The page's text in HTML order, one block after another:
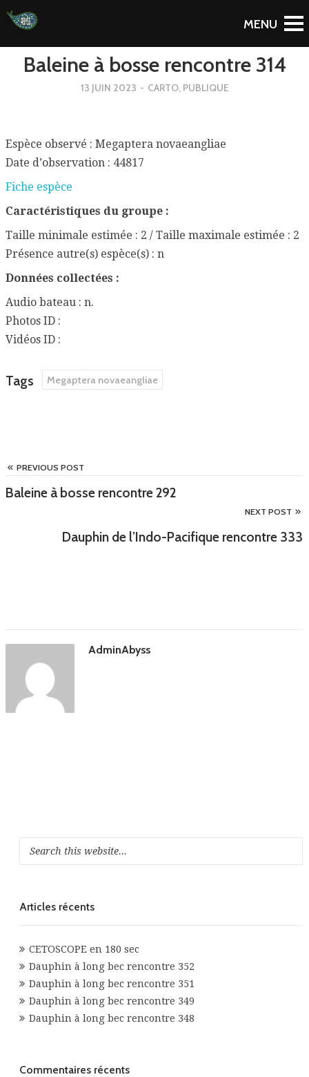
To Blog
Baleine à bosse rencontre 314
13 JUIN 2023 - CARTO, PUBLIQUE
Espèce observé : Megaptera novaeangliae
Date d’observation : 44817
Fiche espèce
Caractéristiques du groupe :
Taille minimale estimée : 2 / Taille maximale estimée : 2
Présence autre(s) espèce(s) : n
Données collectées :
Audio bateau : n.
Photos ID :
Vidéos ID :
Tags Megaptera novaeangliae
PREVIOUS POST
Baleine à bosse rencontre 292
NEXT POST
Dauphin de l’Indo-Pacifique rencontre 333
AdminAbyss
Articles récents
CETOSCOPE en 180 sec
Dauphin à long bec rencontre 352
Dauphin à long bec rencontre 351
Dauphin à long bec rencontre 349
Dauphin à long bec rencontre 348
Commentaires récents